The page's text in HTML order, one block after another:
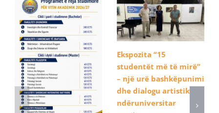
Ekspozita “15
studentët më të mirë”
– një urë bashkëpunimi
dhe dialogu artistik
ndëruniversitar